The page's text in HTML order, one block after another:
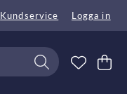
Kundservice Logga in